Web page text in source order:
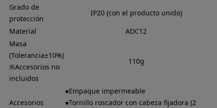
Grado de
protección
IP20 (con el producto unido)
Material
ADC12
Masa
(Tolerancia±10%)
※Accesorios no
incluidos
110g
Accesorios
●Empaque impermeable
●Tornillo roscador con cabeza fijadora (2